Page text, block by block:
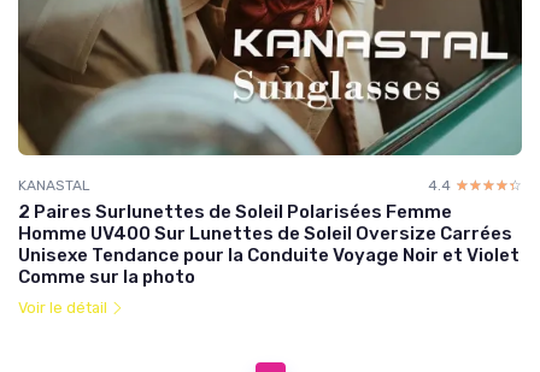
KANASTAL 4.4 ☆☆☆☆☆
★★★★★
2 Paires Surlunettes de Soleil Polarisées Femme
Homme UV400 Sur Lunettes de Soleil Oversize Carrées
Unisexe Tendance pour la Conduite Voyage Noir et Violet
Comme sur la photo
Voir le détail